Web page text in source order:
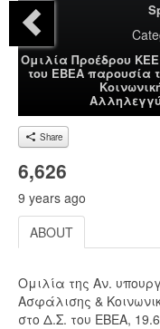
Ομιλία Προέδρου
του ΕΒΕΑ παρουσία
Share
6,626
9 years ago
ABOUT
Ομιλία της Αν.
Ασφάλισης &
στο Δ.Σ. του ΕΒΕΑ,